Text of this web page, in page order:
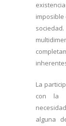
La
con la
alguna